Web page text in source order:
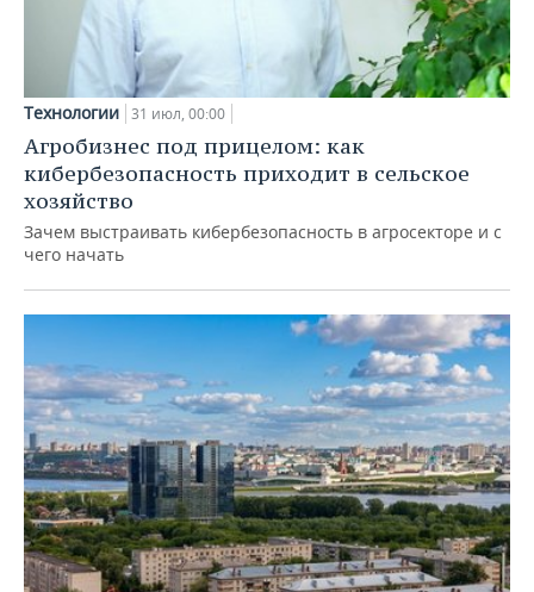
Технологии 31 июл, 00:00
Агробизнес под прицелом: как
кибербезопасность приходит в сельское
хозяйство
Зачем выстраивать кибербезопасность в агросекторе и с
чего начать